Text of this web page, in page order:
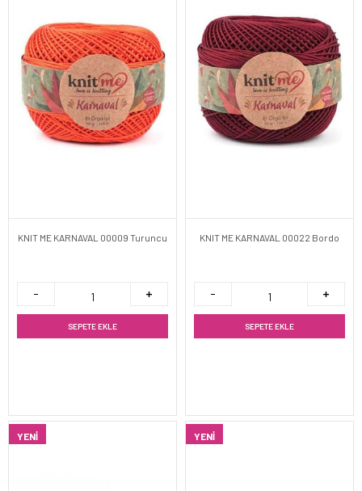
KNIT ME KARNAVAL 00009 Turuncu
SEPETE EKLE
KNIT ME KARNAVAL 00022 Bordo
SEPETE EKLE
YENI YENI